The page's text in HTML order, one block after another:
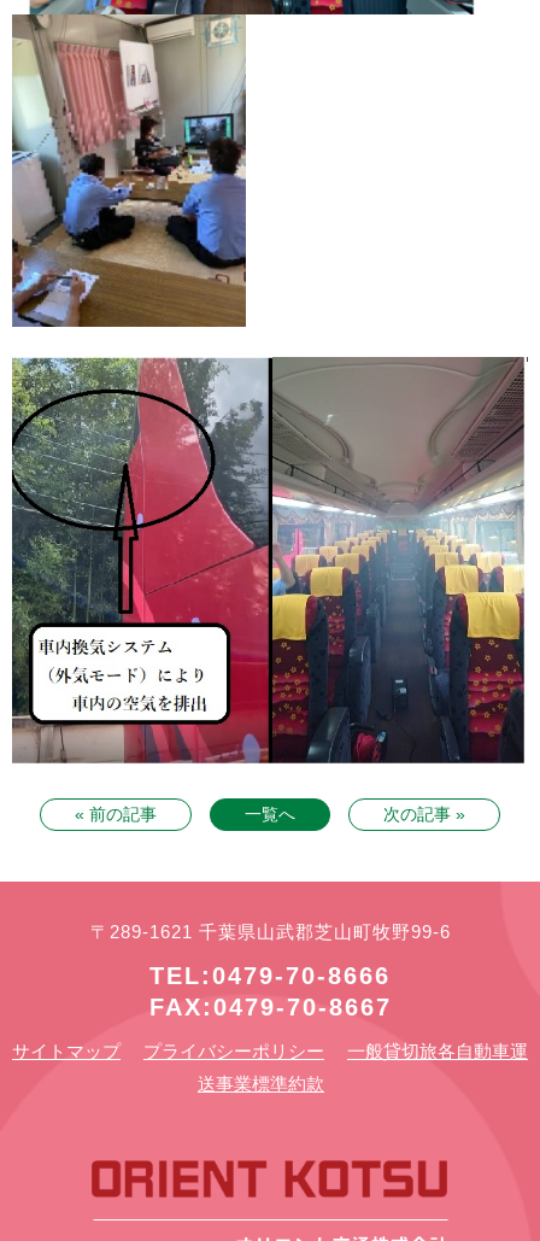
« 前の記事 一覧へ 次の記事 »
〒289-1621 千葉県山武郡芝山町牧野99-6
TEL:0479-70-8666
FAX:0479-70-8667
サイトマップ プライバシーポリシー
一般貸切旅各自動車運
送事業標準約款